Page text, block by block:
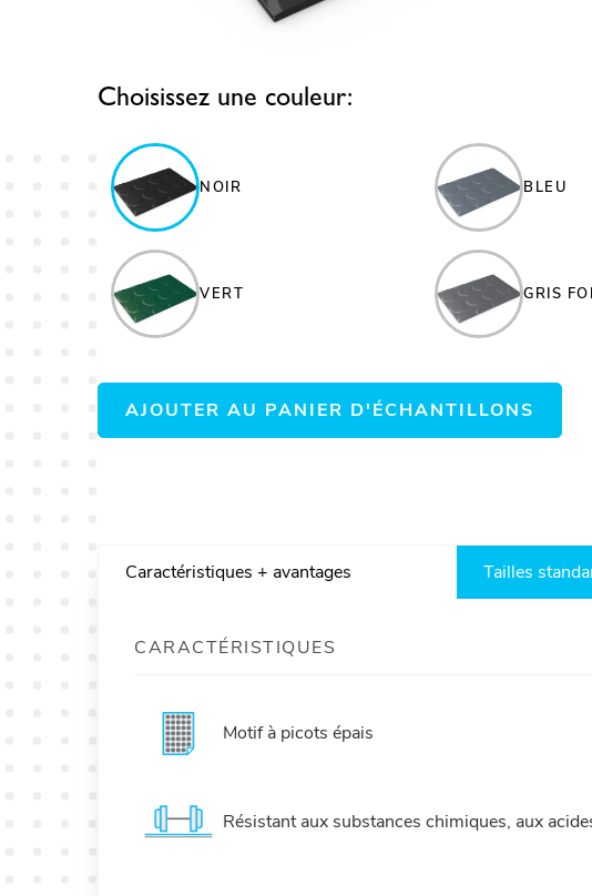
Choisissez une couleur:
NOIR BLEU
VERT GRIS
AJOUTER AU PANIER D'ÉCHANTILLONS
Caractéristiques + avantages Tailles
CARACTÉRISTIQUES
Motif à picots épais
Résistant aux substances chimiques, aux